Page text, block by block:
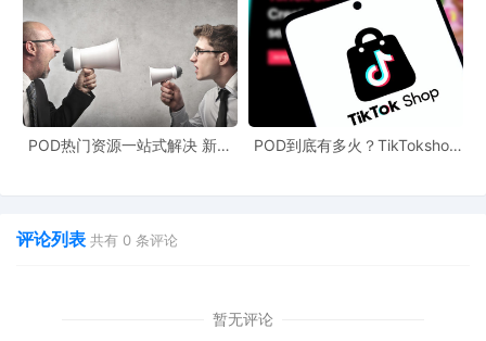
态，获取产品灵感，并且通过POD电商平台对接，将这些热门产品
融入到自己的业务中，实现更多的销售机会。同时，POD商业模式
的灵活性也能让卖家根据市场需求及时调整产品策略，满足消费者
的个性化需求。
POD热门资源一站式解决 新手
POD到底有多火？TikTokshop
评论列表 共有 0 条评论
暂无评论